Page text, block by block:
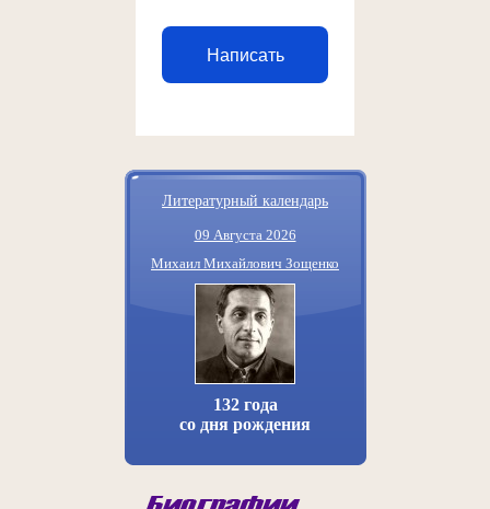
Написать
Литературный календарь
09 Августа 2026
Михаил Михайлович Зощенко
132 года
со дня рождения